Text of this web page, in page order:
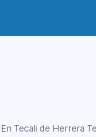
En Tecali de Herrera